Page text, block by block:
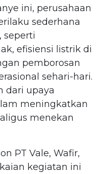
ini, perusahaan
sederhana
seperti
efisiensi listrik di
pemborosan
sehari-hari.
dari upaya
meningkatkan
menekan
PT Vale, Wafir,
kegiatan ini